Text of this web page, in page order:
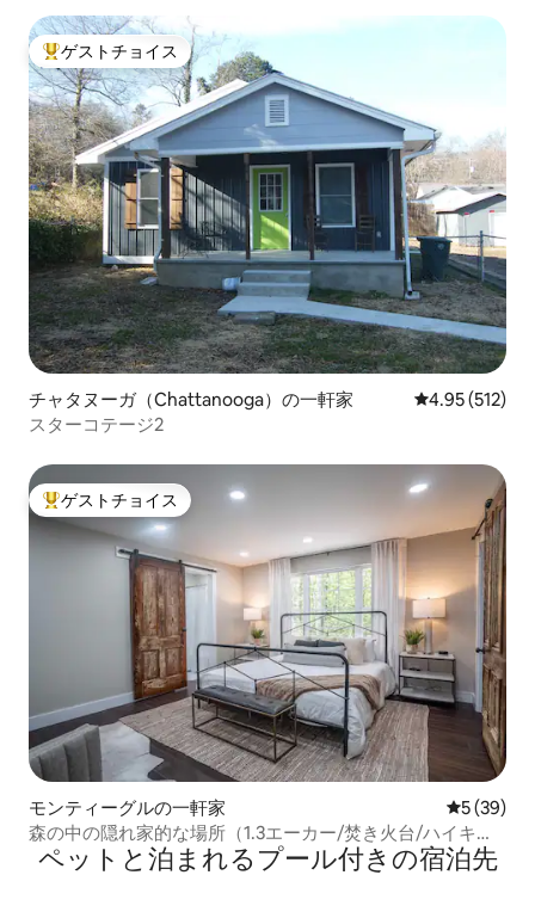
大好評のゲストチョイスです。
ゲストチョイス
チャタヌーガ（Chattanooga）の一軒家 レビュー512
4.95 (512)
スターコテージ2
大好評のゲストチョイスです。
ゲストチョイス
モンティーグルの一軒家 レビュー
5 (39)
森の中の隠れ家的な場所（1.3エーカー/焚き火台/ハイキン
グ/スワニー）
ペットと泊まれるプール付きの宿泊先